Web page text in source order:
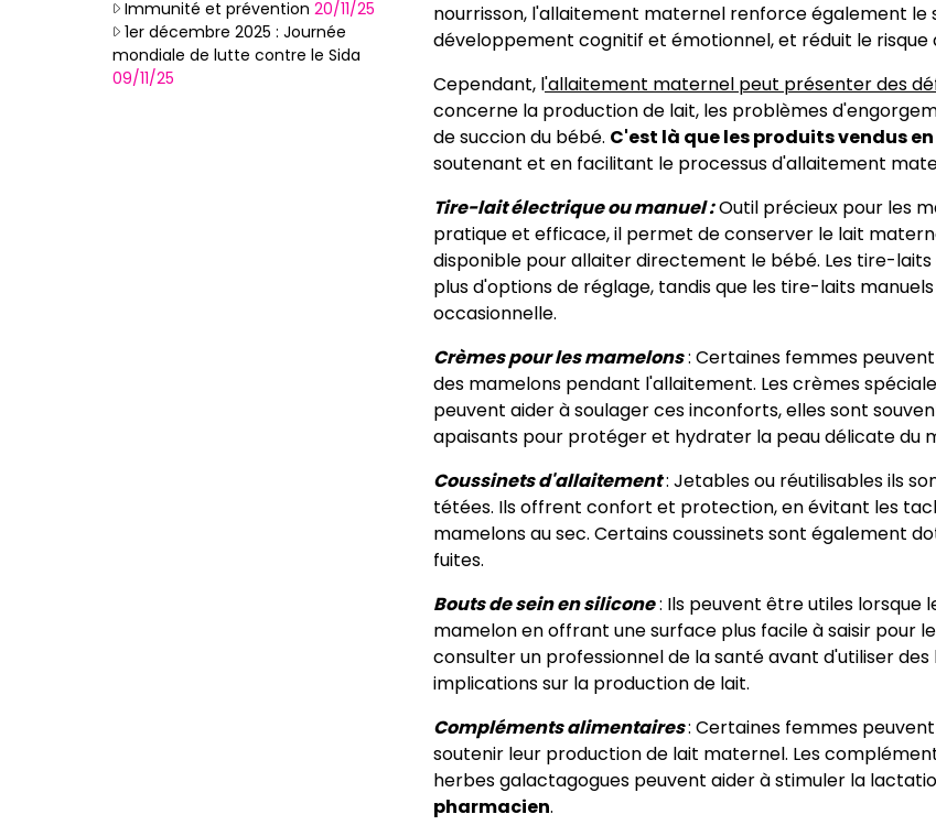
Immunité et prévention 20/11/25
1er décembre 2025 : Journée
mondiale de lutte contre le Sida
09/11/25
nourrisson, l'allaitement maternel renforce également
développement cognitif et émotionnel, et réduit le risque
Cependant, l'allaitement maternel peut présenter des
concerne la production de lait, les problèmes
de succion du bébé. C'est là que les produits vendus
soutenant et en facilitant le processus d'allaitement
Tire-lait électrique ou manuel :Outil précieux pour les
pratique et efficace, il permet de conserver le lait
disponible pour allaiter directement le bébé. Les tire-
plus d'options de réglage, tandis que les tire-laits
occasionnelle.
Crèmes pour les mamelons: Certaines femmes
des mamelons pendant l'allaitement. Les crèmes
peuvent aider à soulager ces inconforts, elles sont
apaisants pour protéger et hydrater la peau délicate du
Coussinets d'allaitement: Jetables ou réutilisables ils
tétées. Ils offrent confort et protection, en évitant les
mamelons au sec. Certains coussinets sont également
fuites.
Bouts de sein en silicone: Ils peuvent être utiles lorsque
mamelon en offrant une surface plus facile à saisir pour
consulter un professionnel de la santé avant d'utiliser
implications sur la production de lait.
Compléments alimentaires: Certaines femmes
soutenir leur production de lait maternel. Les
herbes galactagogues peuvent aider à stimuler la
pharmacien.